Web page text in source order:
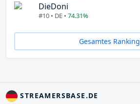
DieDoni
#10 • DE • 74.31%
Gesamtes Ranking
STREAMERSBASE.DE